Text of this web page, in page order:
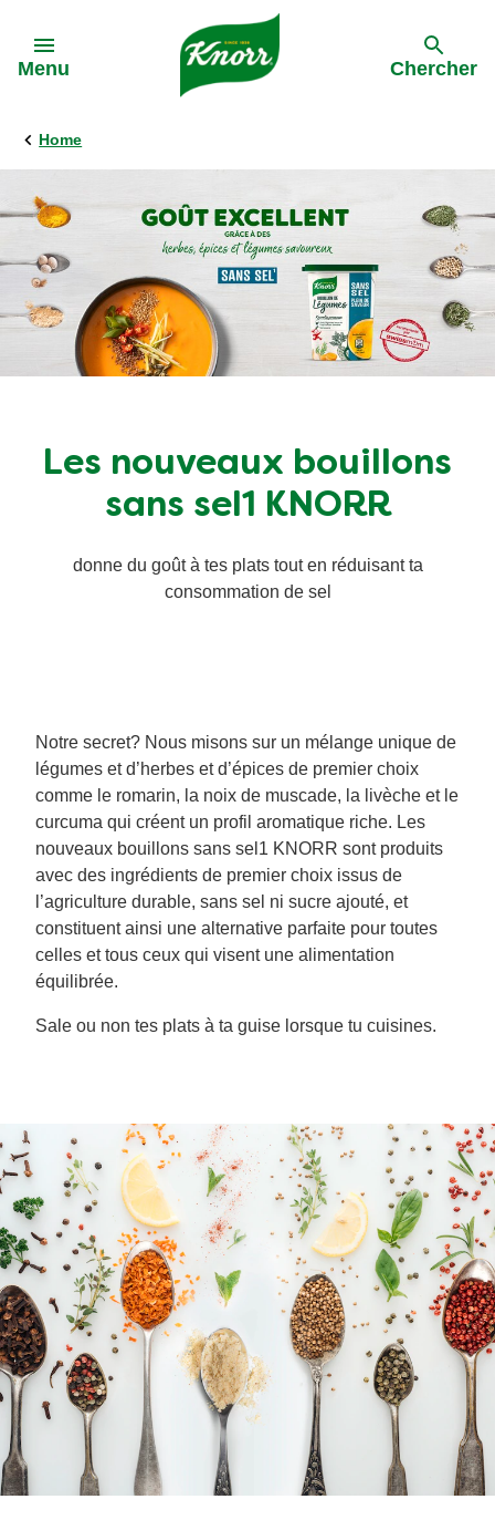
Menu Chercher
Home
Les nouveaux bouillons
sans sel1 KNORR
donne du goût à tes plats tout en réduisant ta
consommation de sel
Notre secret? Nous misons sur un mélange unique de
légumes et d’herbes et d’épices de premier choix
comme le romarin, la noix de muscade, la livèche et le
curcuma qui créent un profil aromatique riche. Les
nouveaux bouillons sans sel1 KNORR sont produits
avec des ingrédients de premier choix issus de
l’agriculture durable, sans sel ni sucre ajouté, et
constituent ainsi une alternative parfaite pour toutes
celles et tous ceux qui visent une alimentation
équilibrée.
Sale ou non tes plats à ta guise lorsque tu cuisines.